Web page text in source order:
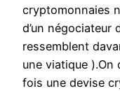
cryptomonnaies
d’un négociateur
ressemblent
une viatique
fois une devise